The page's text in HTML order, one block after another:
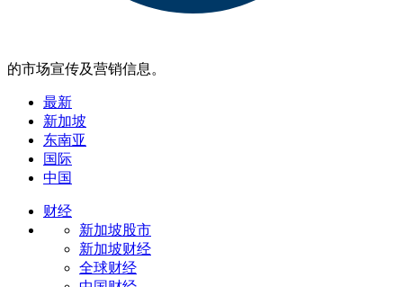
的市场宣传及营销信息。
最新
新加坡
东南亚
国际
中国
财经
新加坡股市
新加坡财经
全球财经